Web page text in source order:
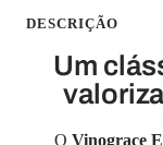
DESCRIÇÃO
Um
O Vinograce